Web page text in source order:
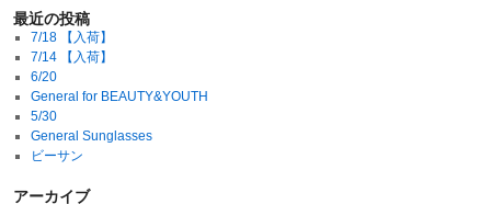
最近の投稿
7/18 【入荷】
7/14 【入荷】
6/20
General for BEAUTY&YOUTH
5/30
General Sunglasses
ビーサン
アーカイブ